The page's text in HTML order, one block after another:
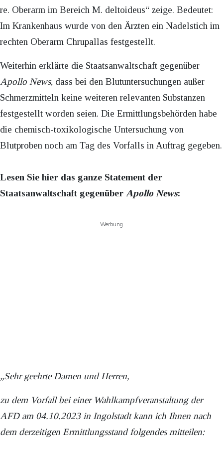
re. Oberarm im Bereich M. deltoideus“ zeige. Bedeutet:
Im Krankenhaus wurde von den Ärzten ein Nadelstich im
rechten Oberarm Chrupallas festgestellt.
Weiterhin erklärte die Staatsanwaltschaft gegenüber
Apollo News, dass bei den Blutuntersuchungen außer
Schmerzmitteln keine weiteren relevanten Substanzen
festgestellt worden seien. Die Ermittlungsbehörden habe
die chemisch-toxikologische Untersuchung von
Blutproben noch am Tag des Vorfalls in Auftrag gegeben.
Lesen Sie hier das ganze Statement der
Staatsanwaltschaft gegenüber Apollo News:
Werbung
„Sehr geehrte Damen und Herren,
zu dem Vorfall bei einer Wahlkampfveranstaltung der
AFD am 04.10.2023 in Ingolstadt kann ich Ihnen nach
dem derzeitigen Ermittlungsstand folgendes mitteilen: